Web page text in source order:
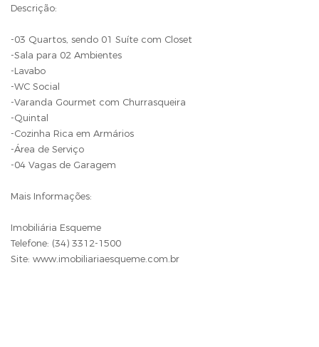
Descrição:
-03 Quartos, sendo 01 Suíte com Closet
-Sala para 02 Ambientes
-Lavabo
-WC Social
-Varanda Gourmet com Churrasqueira
-Quintal
-Cozinha Rica em Armários
-Área de Serviço
-04 Vagas de Garagem
Mais Informações:
Imobiliária Esqueme
Telefone: (34) 3312-1500
Site: www.imobiliariaesqueme.com.br